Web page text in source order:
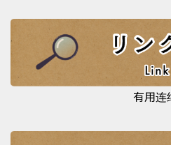
有用连